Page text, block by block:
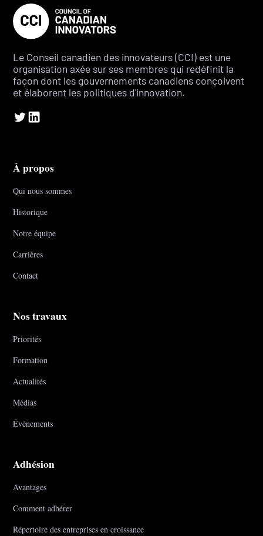
Le Conseil canadien des innovateurs (CCI) est une
organisation axée sur ses membres qui redéfinit la
façon dont les gouvernements canadiens conçoivent
et élaborent les politiques d'innovation.
À propos
Qui nous sommes
Historique
Notre équipe
Carrières
Contact
Nos travaux
Priorités
Formation
Actualités
Médias
Événements
Adhésion
Avantages
Comment adhérer
Répertoire des entreprises en croissance